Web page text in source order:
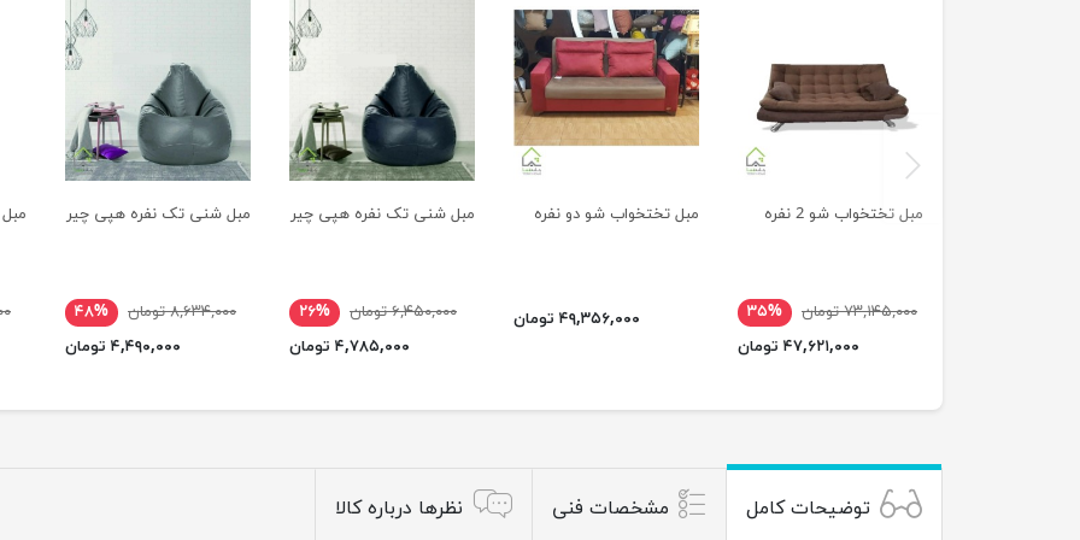
مبل تختخواب شو 2 نفره
۷۳,۱۴۵,۰۰۰ تومان
۳۵%
۴۷,۶۲۱,۰۰۰ تومان
مبل تختخواب شو دو نفره
۴۹,۳۵۶,۰۰۰ تومان
مبل شنی تک نفره هپی چیر
۶,۴۵۰,۰۰۰ تومان
۲۶%
۴,۷۸۵,۰۰۰ تومان
مبل شنی تک نفره هپی چیر
۸,۶۳۴,۰۰۰ تومان
۴۸%
۴,۴۹۰,۰۰۰ تومان
previus
توضیحات کامل مشخصات فنی نظرها درباره کالا